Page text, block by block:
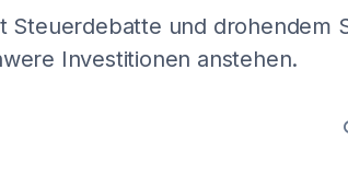
Steuerdebatte und drohendem
Investitionen anstehen.